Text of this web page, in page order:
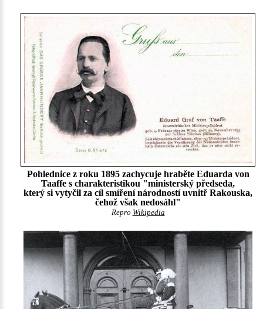
Pohlednice z roku 1895 zachycuje hraběte Eduarda von
Taaffe s charakteristikou "ministerský předseda,
který si vytyčil za cíl smíření národností uvnitř Rakouska,
čehož však nedosáhl"
Repro Wikipedia